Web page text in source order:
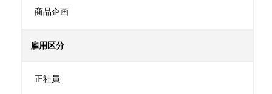
商品企画
雇用区分
正社員